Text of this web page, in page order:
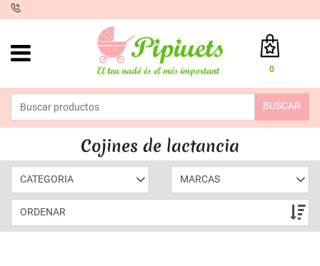
0
Total:
0,00 €
VER CESTA
BUSCAR
Cojines de lactancia
CATEGORIA MARCAS
ORDENAR